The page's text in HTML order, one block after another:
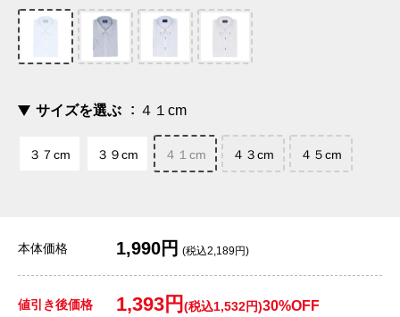
サイズを選ぶ ４１cm
３７cm ３９cm ４１cm ４３cm ４５cm
本体価格 1,990円 (税込2,189円)
値引き後価格 1,393円 (税込1,532円)30%OFF